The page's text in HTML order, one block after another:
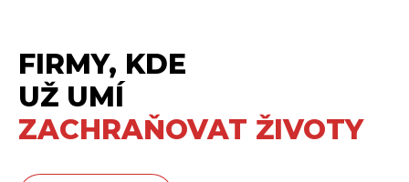
FIRMY, KDE
UŽ UMÍ
ZACHRAŇOVAT ŽIVOTY